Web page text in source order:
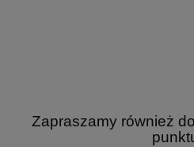
Zapraszamy również